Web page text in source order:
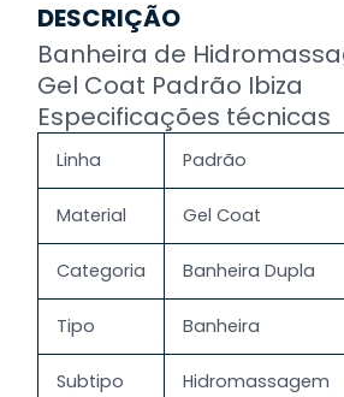
DESCRIÇÃO
Banheira de
Gel Coat Padrão Ibiza
Especificações técnicas
Linha Padrão
Material Gel Coat
Categoria Banheira Dupla
Tipo Banheira
Subtipo Hidromassagem